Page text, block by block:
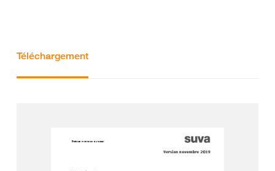
Téléchargement